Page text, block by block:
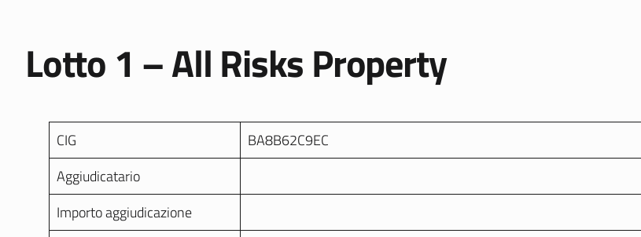
Lotto 1 – All Risks Property
CIG
BA8B62C9EC
Aggiudicatario
Importo aggiudicazione